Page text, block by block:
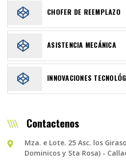
CHOFER DE REEMPLAZO
ASISTENCIA MECÁNICA
INNOVACIONES
Contactenos
Mza. e Lote. 25 Asc. los
Dominicos y Sta Rosa) -